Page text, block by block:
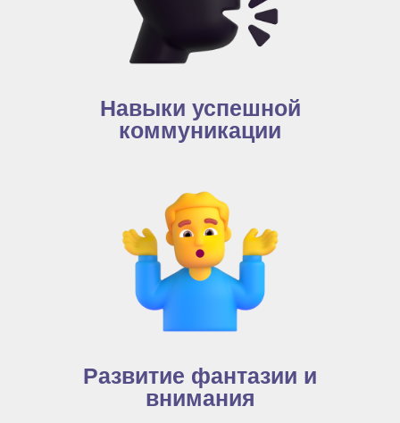
Навыки успешной
коммуникации
Развитие фантазии и
внимания